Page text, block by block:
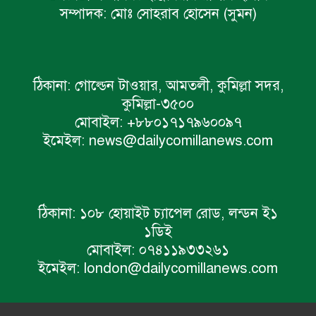
সম্পাদক: মোঃ সোহরাব হোসেন (সুমন)
ঠিকানা: গোল্ডেন টাওয়ার, আমতলী, কুমিল্লা সদর,
কুমিল্লা-৩৫০০
মোবাইল: +৮৮০১৭১৭৯৬০০৯৭
ইমেইল: news@dailycomillanews.com
ঠিকানা: ১০৮ হোয়াইট চ্যাপেল রোড, লন্ডন ই১
১ডিই
মোবাইল: ০৭৪১১৯৩৩২৬১
ইমেইল: london@dailycomillanews.com